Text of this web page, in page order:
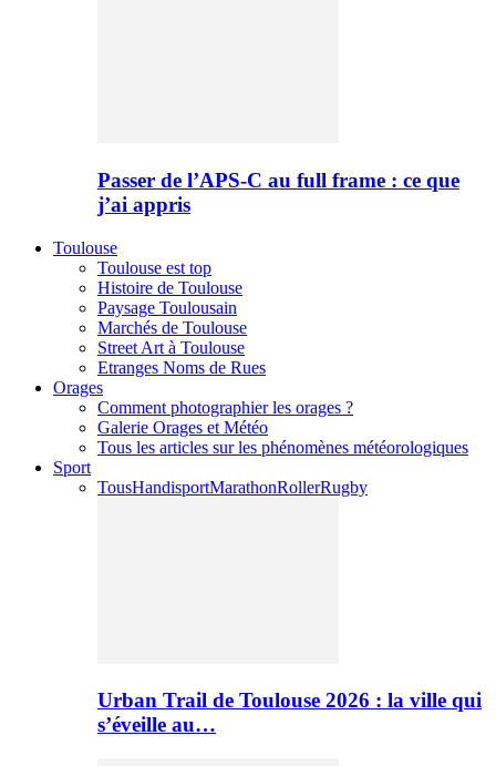
Passer de l’APS-C au full frame : ce que
j’ai appris
Toulouse
Toulouse est top
Histoire de Toulouse
Paysage Toulousain
Marchés de Toulouse
Street Art à Toulouse
Etranges Noms de Rues
Orages
Comment photographier les orages ?
Galerie Orages et Météo
Tous les articles sur les phénomènes météorologiques
Sport
TousHandisportMarathonRollerRugby
Urban Trail de Toulouse 2026 : la ville qui
s’éveille au…